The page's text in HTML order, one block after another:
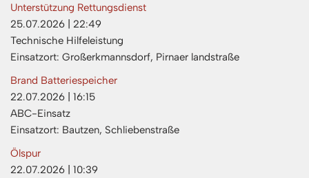
Unterstützung Rettungsdienst
25.07.2026
22:49
Technische Hilfeleistung
Einsatzort: Großerkmannsdorf, Pirnaer landstraße
Brand Batteriespeicher
22.07.2026
16:15
ABC-Einsatz
Einsatzort: Bautzen, Schliebenstraße
Ölspur
22.07.2026
10:39